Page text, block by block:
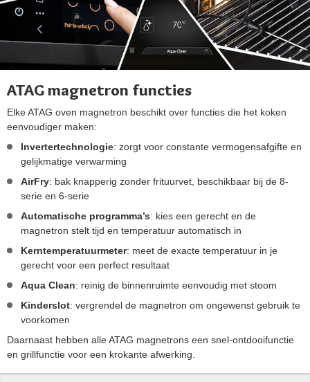
ATAG magnetron functies
Elke ATAG oven magnetron beschikt over functies die het koken
eenvoudiger maken:
Invertertechnologie: zorgt voor constante vermogensafgifte en
gelijkmatige verwarming
AirFry: bak knapperig zonder frituurvet, beschikbaar bij de 8-
serie en 6-serie
Automatische programma’s: kies een gerecht en de
magnetron stelt tijd en temperatuur automatisch in
Kerntemperatuurmeter: meet de exacte temperatuur in je
gerecht voor een perfect resultaat
Aqua Clean: reinig de binnenruimte eenvoudig met stoom
Kinderslot: vergrendel de magnetron om ongewenst gebruik te
voorkomen
Daarnaast hebben alle ATAG magnetrons een snel-ontdooifunctie
en grillfunctie voor een krokante afwerking.